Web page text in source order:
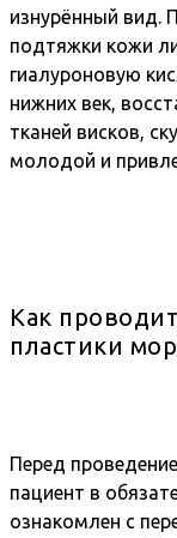
изнурённый вид.
подтяжки кожи
гиалуроновую
нижних век,
тканей висков,
молодой и
Как
пластики
Перед
пациент в
ознакомлен с